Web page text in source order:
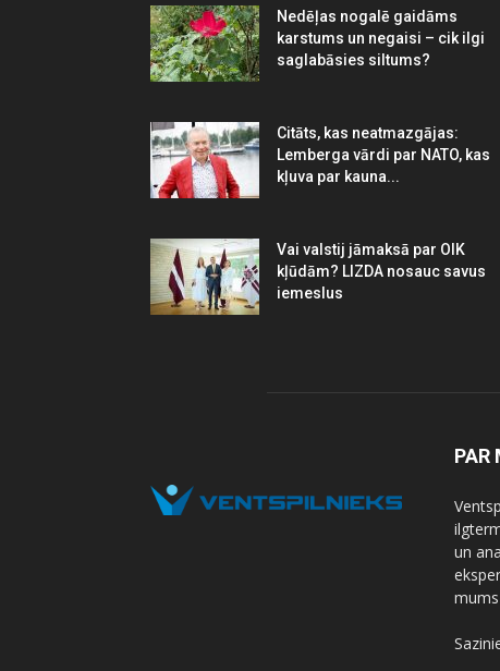
Nedēļas nogalē gaidāms
karstums un negaisi – cik ilgi
saglabāsies siltums?
Citāts, kas neatmazgājas:
Lemberga vārdi par NATO, kas
kļuva par kauna...
Vai valstij jāmaksā par OIK
kļūdām? LIZDA nosauc savus
iemeslus
PAR
un